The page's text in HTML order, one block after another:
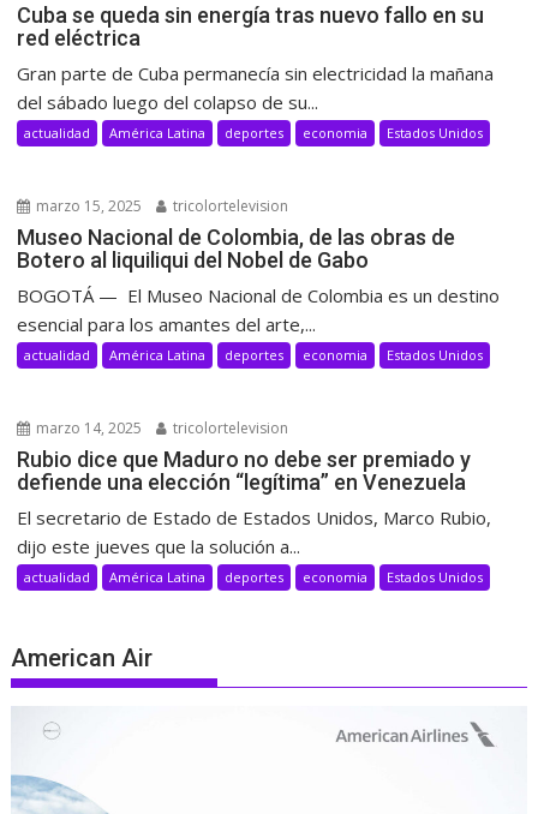
Cuba se queda sin energía tras nuevo fallo en su
red eléctrica
Gran parte de Cuba permanecía sin electricidad la mañana
del sábado luego del colapso de su...
actualidad América Latina deportes economia Estados Unidos
marzo 15, 2025 tricolortelevision
Museo Nacional de Colombia, de las obras de
Botero al liquiliqui del Nobel de Gabo
BOGOTÁ — El Museo Nacional de Colombia es un destino
esencial para los amantes del arte,...
actualidad América Latina deportes economia Estados Unidos
marzo 14, 2025 tricolortelevision
Rubio dice que Maduro no debe ser premiado y
defiende una elección “legítima” en Venezuela
El secretario de Estado de Estados Unidos, Marco Rubio,
dijo este jueves que la solución a...
actualidad América Latina deportes economia Estados Unidos
American Air